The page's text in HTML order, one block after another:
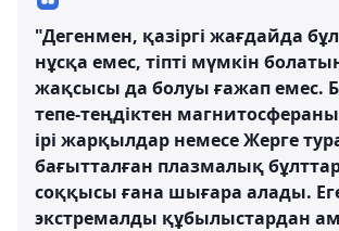
"Дегенмен, қазіргі жағдайда
нұсқа емес, тіпті мүмкін
жақсысы да болуы ғажап емес.
тепе-теңдіктен
ірі жарқылдар немесе Жерге
бағытталған плазмалық
соққысы ғана шығара алады.
экстремалды құбылыстардан